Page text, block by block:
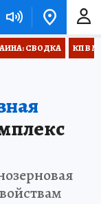
СВОДКА КП В